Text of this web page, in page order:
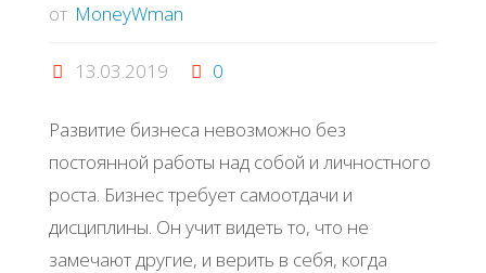
от MoneyWman
13.03.2019 0
Развитие бизнеса невозможно без
постоянной работы над собой и личностного
роста. Бизнес требует самоотдачи и
дисциплины. Он учит видеть то, что не
замечают другие, и верить в себя, когда